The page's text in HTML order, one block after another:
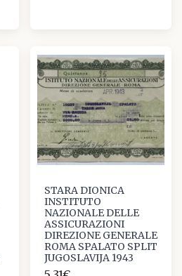
STARA DIONICA
INSTITUTO
NAZIONALE DELLE
ASSICURAZIONI
DIREZIONE GENERALE
ROMA SPALATO SPLIT
JUGOSLAVIJA 1943